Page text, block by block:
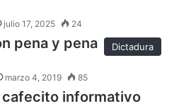
julio 17, 2025 24
pena y pena Dictadura
marzo 4, 2019 85
cafecito informativo